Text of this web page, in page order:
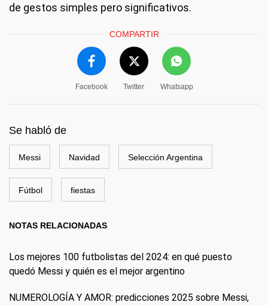
de gestos simples pero significativos.
COMPARTIR
Facebook Twitter Whatsapp
Se habló de
Messi Navidad Selección Argentina
Fútbol fiestas
NOTAS RELACIONADAS
Los mejores 100 futbolistas del 2024: en qué puesto
quedó Messi y quién es el mejor argentino
NUMEROLOGÍA Y AMOR: predicciones 2025 sobre Messi,